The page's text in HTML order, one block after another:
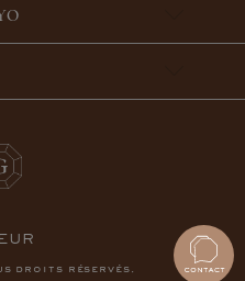
droits réservés.